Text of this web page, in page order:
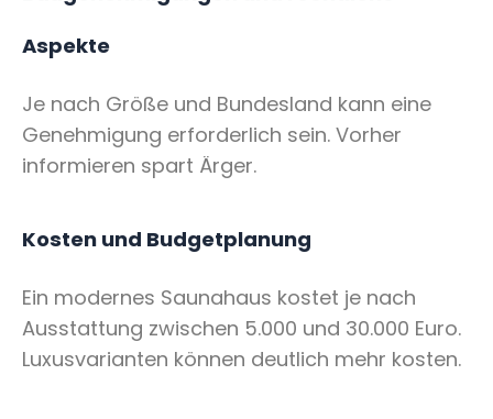
Aspekte
Je nach Größe und Bundesland kann eine
Genehmigung erforderlich sein. Vorher
informieren spart Ärger.
Kosten und Budgetplanung
Ein modernes Saunahaus kostet je nach
Ausstattung zwischen 5.000 und 30.000 Euro.
Luxusvarianten können deutlich mehr kosten.